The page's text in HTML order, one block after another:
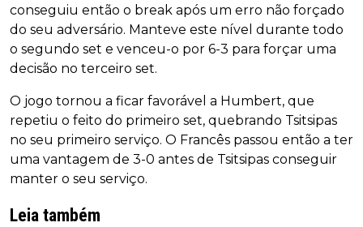
conseguiu então o break após um erro não forçado
do seu adversário. Manteve este nível durante todo
o segundo set e venceu-o por 6-3 para forçar uma
decisão no terceiro set.
O jogo tornou a ficar favorável a Humbert, que
repetiu o feito do primeiro set, quebrando Tsitsipas
no seu primeiro serviço. O Francês passou então a ter
uma vantagem de 3-0 antes de Tsitsipas conseguir
manter o seu serviço.
Leia também